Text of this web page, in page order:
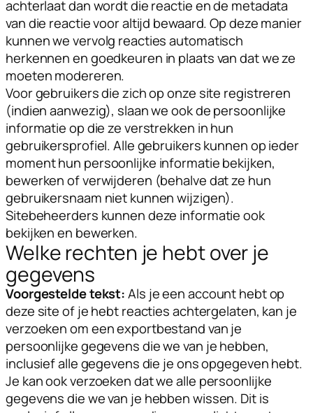
achterlaat dan wordt die reactie en de metadata
van die reactie voor altijd bewaard. Op deze manier
kunnen we vervolg reacties automatisch
herkennen en goedkeuren in plaats van dat we ze
moeten modereren.
Voor gebruikers die zich op onze site registreren
(indien aanwezig), slaan we ook de persoonlijke
informatie op die ze verstrekken in hun
gebruikersprofiel. Alle gebruikers kunnen op ieder
moment hun persoonlijke informatie bekijken,
bewerken of verwijderen (behalve dat ze hun
gebruikersnaam niet kunnen wijzigen).
Sitebeheerders kunnen deze informatie ook
bekijken en bewerken.
Welke rechten je hebt over je
gegevens
Voorgestelde tekst:Als je een account hebt op
deze site of je hebt reacties achtergelaten, kan je
verzoeken om een exportbestand van je
persoonlijke gegevens die we van je hebben,
inclusief alle gegevens die je ons opgegeven hebt.
Je kan ook verzoeken dat we alle persoonlijke
gegevens die we van je hebben wissen. Dit is